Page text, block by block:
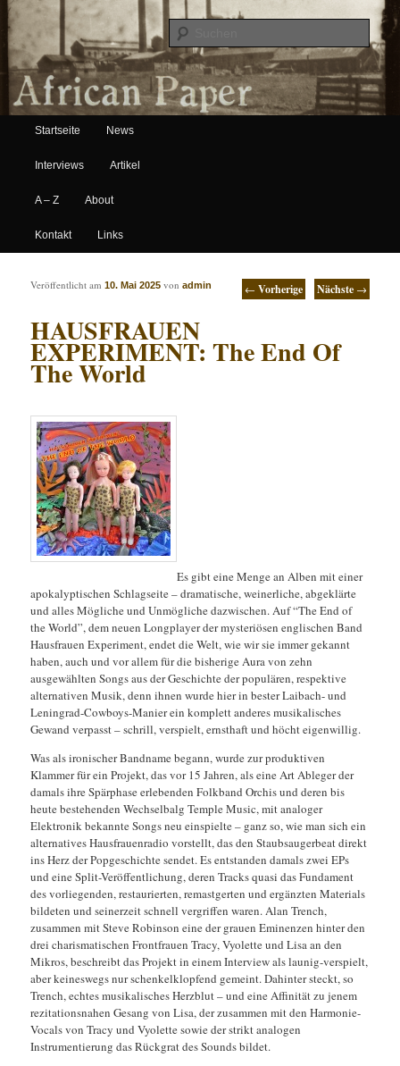
African Paper
Hauptmenü
Zum Inhalt wechseln
Zum sekundären Inhalt wechseln
Startseite News
Interviews Artikel
A – Z About
Kontakt Links
Artikelnavigation ← Vorherige Nächste →
HAUSFRAUEN
EXPERIMENT: The End Of
The World
Veröffentlicht am10. Mai 2025 vonadmin
Es gibt eine Menge an Alben mit einer
apokalyptischen Schlagseite – dramatische, weinerliche, abgeklärte
und alles Mögliche und Unmögliche dazwischen. Auf “The End of
the World”, dem neuen Longplayer der mysteriösen englischen Band
Hausfrauen Experiment, endet die Welt, wie wir sie immer gekannt
haben, auch und vor allem für die bisherige Aura von zehn
ausgewählten Songs aus der Geschichte derpopulären, respektive
alternativen Musik, denn ihnen wurde hier in bester Laibach- und
Leningrad-Cowboys-Manier ein komplett anderes musikalisches
Gewand verpasst – schrill, verspielt, ernsthaft und höcht eigenwillig.
Was als ironischer Bandname begann, wurde zur produktiven
Klammer für ein Projekt, das vor 15 Jahren, als eine Art Ableger der
damals ihre Spärphase erlebenden Folkband Orchis und deren bis
heute bestehenden Wechselbalg Temple Music, mit analoger
Elektronik bekannte Songs neu einspielte – ganz so, wie man sich ein
alternatives Hausfrauenradio vorstellt, das den Staubsaugerbeat direkt
ins Herz der Popgeschichte sendet. Es entstanden damals zwei EPs
und eine Split-Veröffentlichung, deren Tracks quasi das Fundament
des vorliegenden, restaurierten, remastgerten und ergänzten Materials
bildeten und seinerzeit schnell vergriffen waren. Alan Trench,
zusammen mit Steve Robinson eine der grauen Eminenzen hinter den
drei charismatischen Frontfrauen Tracy, Vyolette und Lisa an den
Mikros, beschreibt das Projekt in einem Interview als launig-verspielt,
aber keineswegs nur schenkelklopfend gemeint. Dahinter steckt, so
Trench, echtes musikalisches Herzblut – und eine Affinität zu jenem
rezitationsnahen Gesang von Lisa, der zusammen mit den Harmonie-
Vocals von Tracy und Vyolette sowie der strikt analogen
Instrumentierung das Rückgrat des Sounds bildet.